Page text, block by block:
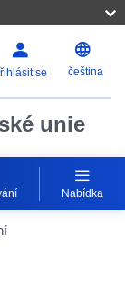
se čeština
unie
Nabídka